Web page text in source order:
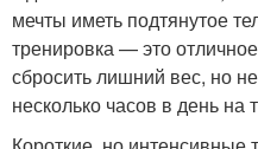
мечты иметь подтянутое
тренировка — это
сбросить лишний вес, но
несколько часов в день на